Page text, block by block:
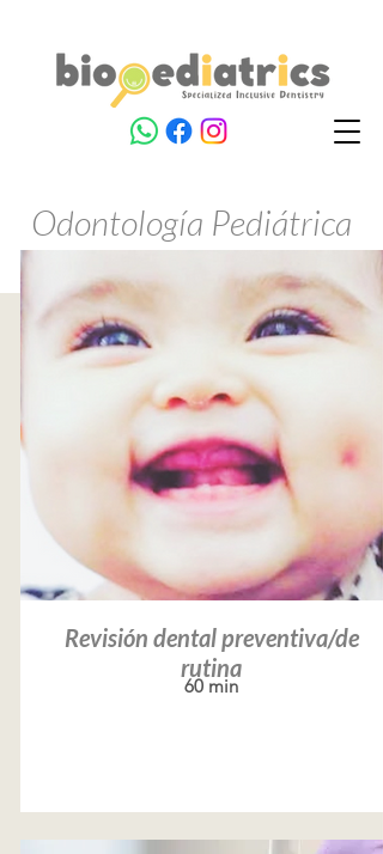
Odontología Pediátrica
Revisión dental preventiva/de
rutina
60 min